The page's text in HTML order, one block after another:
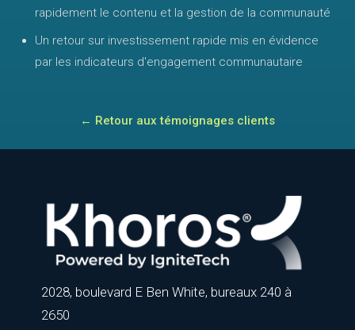
rapidement le contenu et la gestion de la communauté
Un retour sur investissement rapide mis en évidence
par les indicateurs d'engagement communautaire
← Retour aux témoignages clients
2028, boulevard E Ben White, bureaux 240 à
2650